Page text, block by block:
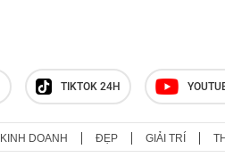
TIKTOK 24H
KINH DOANH ĐẸP GIẢI TRÍ